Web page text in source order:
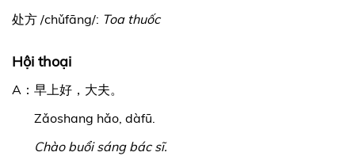
处方 /chǔfāng/: Toa thuốc
Hội thoại
A：早上好，大夫。
Zǎoshang hǎo, dàfū.
Chào buổi sáng bác sĩ.